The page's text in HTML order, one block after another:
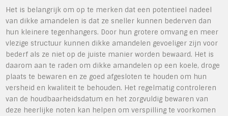
Het is belangrijk om op te merken dat een potentieel nadeel
van dikke amandelen is dat ze sneller kunnen bederven dan
hun kleinere tegenhangers. Door hun grotere omvang en meer
vlezige structuur kunnen dikke amandelen gevoeliger zijn voor
bederf als ze niet op de juiste manier worden bewaard. Het is
daarom aan te raden om dikke amandelen op een koele, droge
plaats te bewaren en ze goed afgesloten te houden om hun
versheid en kwaliteit te behouden. Het regelmatig controleren
van de houdbaarheidsdatum en het zorgvuldig bewaren van
deze heerlijke noten kan helpen om verspilling te voorkomen